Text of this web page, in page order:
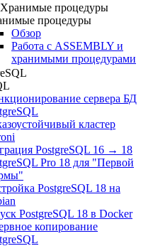
Хранимые процедуры
процедуры
Обзор
Работа с ASSEMBLY и
хранимыми процедурами
сервера БД
кластер
PostgreSQL 16 → 18
Pro 18 для "Первой
PostgreSQL 18 на
PostgreSQL 18 в Docker
копирование